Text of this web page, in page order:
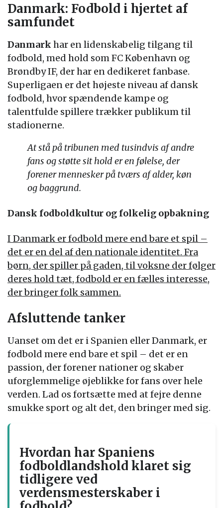
Danmark: Fodbold i hjertet af
samfundet
Danmark har en lidenskabelig tilgang til
fodbold, med hold som FC København og
Brøndby IF, der har en dedikeret fanbase.
Superligaen er det højeste niveau af dansk
fodbold, hvor spændende kampe og
talentfulde spillere trækker publikum til
stadionerne.
At stå på tribunen med tusindvis af andre
fans og støtte sit hold er en følelse, der
forener mennesker på tværs af alder, køn
og baggrund.
Dansk fodboldkultur og folkelig opbakning
I Danmark er fodbold mere end bare et spil –
det er en del af den nationale identitet. Fra
børn, der spiller på gaden, til voksne der følger
deres hold tæt, fodbold er en fælles interesse,
der bringer folk sammen.
Afsluttende tanker
Uanset om det er i Spanien eller Danmark, er
fodbold mere end bare et spil – det er en
passion, der forener nationer og skaber
uforglemmelige øjeblikke for fans over hele
verden. Lad os fortsætte med at fejre denne
smukke sport og alt det, den bringer med sig.
Hvordan har Spaniens
fodboldlandshold klaret sig
tidligere ved
verdensmesterskaber i